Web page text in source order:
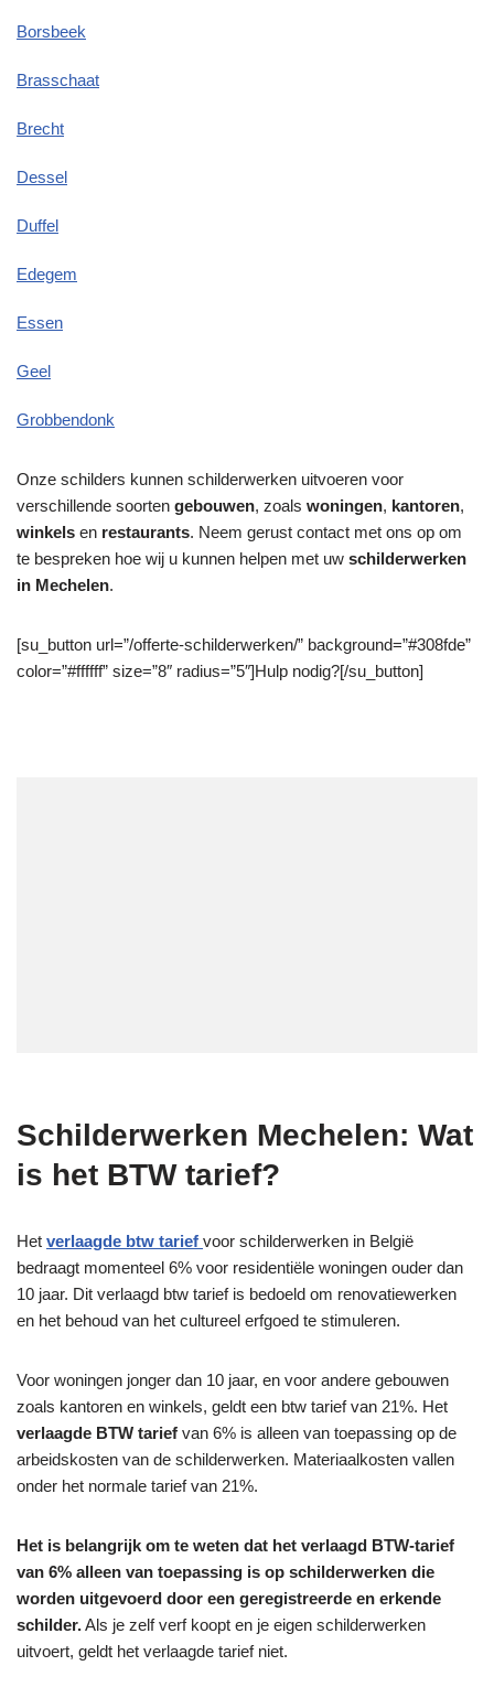
Borsbeek
Brasschaat
Brecht
Dessel
Duffel
Edegem
Essen
Geel
Grobbendonk
Onze schilders kunnen schilderwerken uitvoeren voor
verschillende soorten gebouwen, zoals woningen, kantoren,
winkels en restaurants. Neem gerust contact met ons op om
te bespreken hoe wij u kunnen helpen met uw schilderwerken
in Mechelen.
[su_button url=”/offerte-schilderwerken/” background=”#308fde”
color=”#ffffff” size=”8″ radius=”5″]Hulp nodig?[/su_button]
Schilderwerken Mechelen: Wat
is het BTW tarief?
Het verlaagde btw tarief voor schilderwerken in België
bedraagt ​​momenteel 6% voor residentiële woningen ouder dan
10 jaar. Dit verlaagd btw tarief is bedoeld om renovatiewerken
en het behoud van het cultureel erfgoed te stimuleren.
Voor woningen jonger dan 10 jaar, en voor andere gebouwen
zoals kantoren en winkels, geldt een btw tarief van 21%. Het
verlaagde BTW tarief van 6% is alleen van toepassing op de
arbeidskosten van de schilderwerken. Materiaalkosten vallen
onder het normale tarief van 21%.
Het is belangrijk om te weten dat het verlaagd BTW-tarief
van 6% alleen van toepassing is op schilderwerken die
worden uitgevoerd door een geregistreerde en erkende
schilder.Als je zelf verf koopt en je eigen schilderwerken
uitvoert, geldt het verlaagde tarief niet.